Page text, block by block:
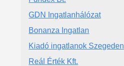
GDN Ingatlanhálózat
Bonanza Ingatlan
Kiadó ingatlanok Szegeden
Reál Érték Kft.